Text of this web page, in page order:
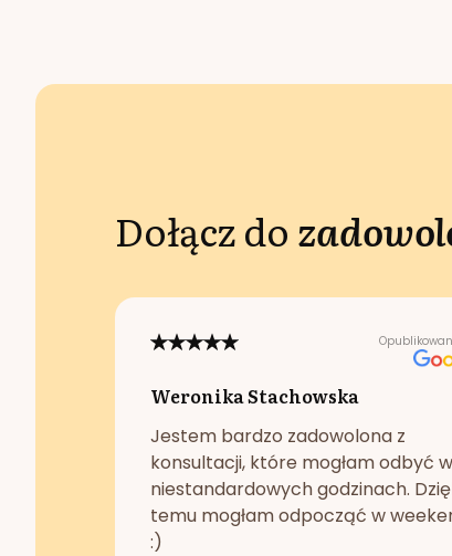
Dołącz do
Weronika Stachowska
Jestem bardzo zadowolona z
konsultacji, które mogłam odbyć w
niestandardowych godzinach.
temu mogłam odpocząć w
:)